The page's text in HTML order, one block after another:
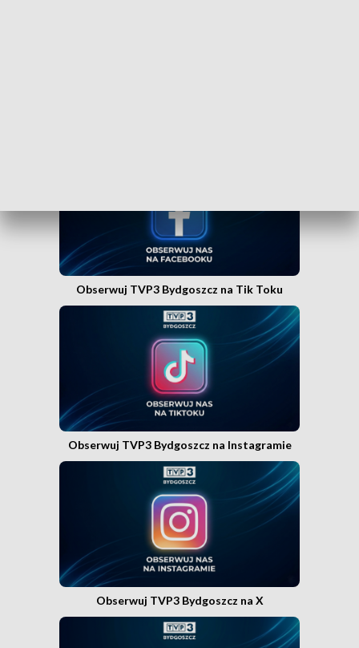
Obserwuj TVP3 Bydgoszcz na Tik Toku
Obserwuj TVP3 Bydgoszcz na Instagramie
Obserwuj TVP3 Bydgoszcz na X